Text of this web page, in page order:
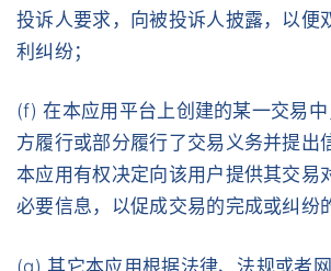
投诉人要求，向被投诉人披露，以便
利纠纷；
(f) 在本应用平台上创建的某一交易
方履行或部分履行了交易义务并提出
本应用有权决定向该用户提供其交易
必要信息，以促成交易的完成或纠纷
(g) 其它本应用根据法律、法规或者